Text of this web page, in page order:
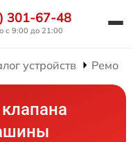
301-67-48
с 9:00 до 21:00
устройств